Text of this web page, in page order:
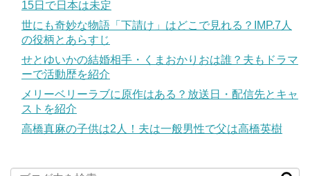
15日で日本は未定
世にも奇妙な物語「下請け」はどこで見れる？IMP.7人
の役柄とあらすじ
せとゆいかの結婚相手・くまおかりおは誰？夫もドラマ
ーで活動歴を紹介
メリーベリーラブに原作はある？放送日・配信先とキャ
ストを紹介
高橋真麻の子供は2人！夫は一般男性で父は高橋英樹